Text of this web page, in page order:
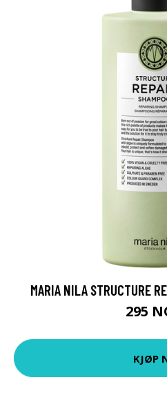
MARIA NILA STRUCTURE
295
KJØP